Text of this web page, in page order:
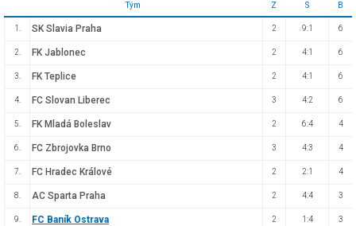
Tým Z S B
1. SK Slavia Praha 2 9:1 6
2. FK Jablonec 2 4:1 6
3. FK Teplice 2 4:1 6
4. FC Slovan Liberec 3 4:2 6
5. FK Mladá Boleslav 2 6:4 4
6. FC Zbrojovka Brno 3 4:3 4
7. FC Hradec Králové 2 2:1 4
8. AC Sparta Praha 2 4:4 3
9. FC Baník Ostrava 2 1:4 3